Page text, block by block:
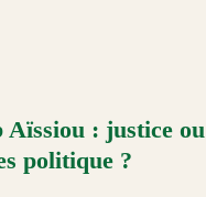
: justice ou
politique ?